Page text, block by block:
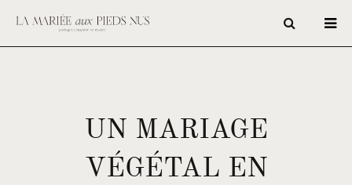
UN MARIAGE
VÉGÉTAL EN